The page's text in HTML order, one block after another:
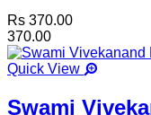
Rs 370.00
370.00
Quick View
Swami